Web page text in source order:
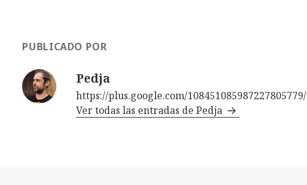
PUBLICADO POR
Pedja
https://plus.google.com/108451085987227805779/
Ver todas las entradas de Pedja